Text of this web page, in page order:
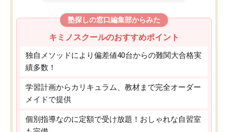
塾探しの窓口編集部からみた
キミノスクールのおすすめポイント
独自メソッドにより偏差値40台からの難関大合格実
績多数！
学習計画からカリキュラム、教材まで完全オーダー
メイドで提供
個別指導なのに定額で受け放題！おしゃれな自習室